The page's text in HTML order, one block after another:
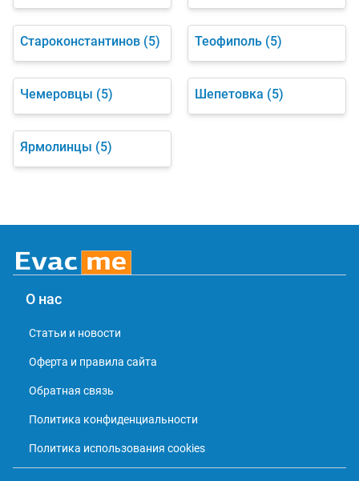
Староконстантинов (5) Теофиполь (5)
Чемеровцы (5) Шепетовка (5)
Ярмолинцы (5)
О нас
Статьи и новости
Оферта и правила сайта
Обратная связь
Политика конфиденциальности
Политика использования cookies